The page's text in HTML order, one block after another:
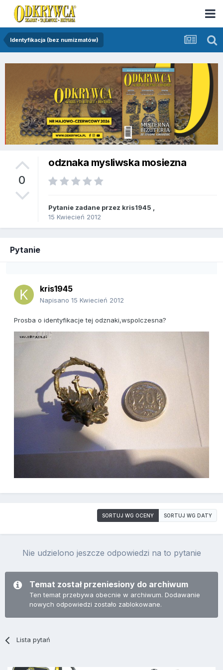
Identyfikacja (bez numizmatów)
0
odznaka mysliwska mosiezna
Pytanie zadane przez kris1945
15 Kwiecień 2012
Pytanie
kris1945
Napisano 15 Kwiecień 2012
Prosba o identyfikacje tej odznaki,wspolczesna?
SORTUJ WG OCENY SORTUJ WG DATY
Nie udzielono jeszcze odpowiedzi na to pytanie
Temat został przeniesiony do archiwum
Ten temat przebywa obecnie w archiwum. Dodawanie
nowych odpowiedzi zostało zablokowane.
Lista pytań